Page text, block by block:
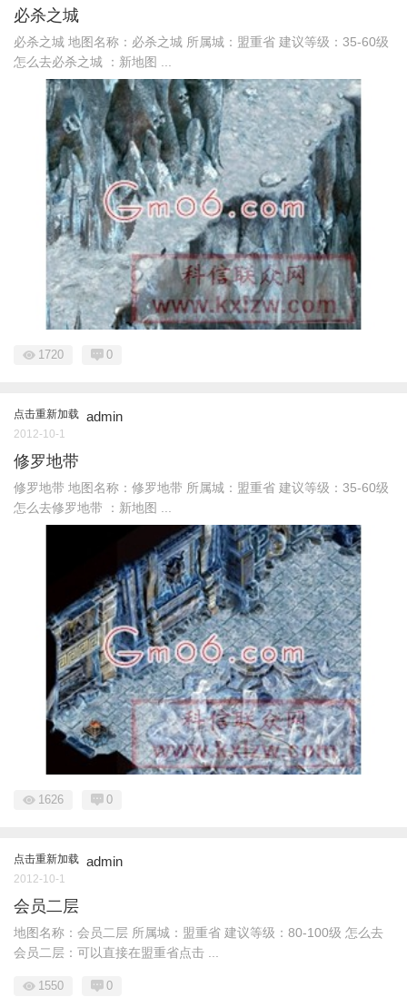
必杀之城
必杀之城 地图名称：必杀之城 所属城：盟重省 建议等级：35-60级
怎么去必杀之城 ：新地图 ...
1720 0
点击重新加载 admin
2012-10-1
修罗地带
修罗地带 地图名称：修罗地带 所属城：盟重省 建议等级：35-60级
怎么去修罗地带 ：新地图 ...
1626 0
点击重新加载 admin
2012-10-1
会员二层
地图名称：会员二层 所属城：盟重省 建议等级：80-100级 怎么去
会员二层：可以直接在盟重省点击 ...
1550 0